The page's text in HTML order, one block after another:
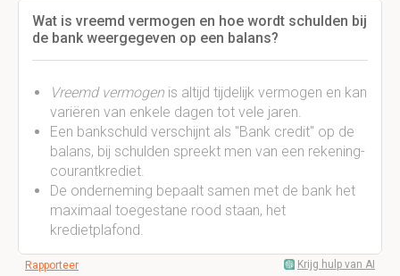
Wat is vreemd vermogen en hoe wordt schulden bij
de bank weergegeven op een balans?
Vreemd vermogen is altijd tijdelijk vermogen en kan
variëren van enkele dagen tot vele jaren.
Een bankschuld verschijnt als "Bank credit" op de
balans, bij schulden spreekt men van een rekening-
courantkrediet.
De onderneming bepaalt samen met de bank het
maximaal toegestane rood staan, het
kredietplafond.
Rapporteer Krijg hulp van AI